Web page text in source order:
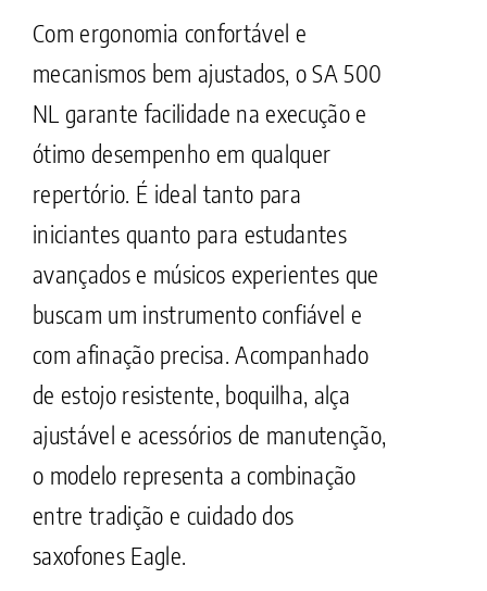
Com ergonomia confortável e
mecanismos bem ajustados, o SA 500
NL garante facilidade na execução e
ótimo desempenho em qualquer
repertório. É ideal tanto para
iniciantes quanto para estudantes
avançados e músicos experientes que
buscam um instrumento confiável e
com afinação precisa. Acompanhado
de estojo resistente, boquilha, alça
ajustável e acessórios de manutenção,
o modelo representa a combinação
entre tradição e cuidado dos
saxofones Eagle.